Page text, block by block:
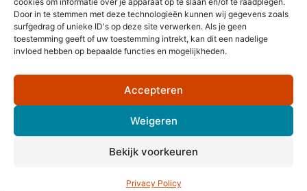
Door in te stemmen met deze technologieën kunnen wij gegevens zoals
surfgedrag of unieke ID's op deze site verwerken. Als je geen
toestemming geeft of uw toestemming intrekt, kan dit een nadelige
invloed hebben op bepaalde functies en mogelijkheden.
Accepteren
Weigeren
Bekijk voorkeuren
Privacy Policy
Bel ons
Volg ons op Facebook
Privacy Policy
Algemene Voorwaarden
Inschrijven voor de nieuwsbrief
BTW-nummer: NL85 5236097 B01